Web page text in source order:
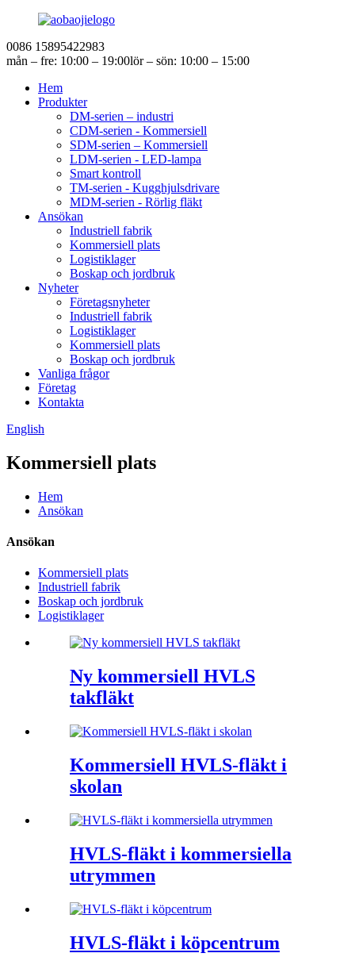
0086 15895422983
mån – fre: 10:00 – 19:00lör – sön: 10:00 – 15:00
Hem
Produkter
DM-serien – industri
CDM-serien - Kommersiell
SDM-serien – Kommersiell
LDM-serien - LED-lampa
Smart kontroll
TM-serien - Kugghjulsdrivare
MDM-serien - Rörlig fläkt
Ansökan
Industriell fabrik
Kommersiell plats
Logistiklager
Boskap och jordbruk
Nyheter
Företagsnyheter
Industriell fabrik
Logistiklager
Kommersiell plats
Boskap och jordbruk
Vanliga frågor
Företag
Kontakta
English
Kommersiell plats
Hem
Ansökan
Ansökan
Kommersiell plats
Industriell fabrik
Boskap och jordbruk
Logistiklager
Ny kommersiell HVLS
takfläkt
Kommersiell HVLS-fläkt i
skolan
HVLS-fläkt i kommersiella
utrymmen
HVLS-fläkt i köpcentrum